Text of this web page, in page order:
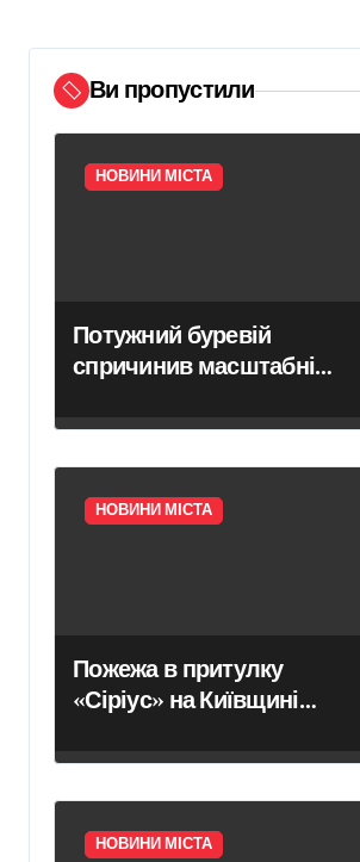
Ви пропустили
НОВИНИ МІСТА
Потужний буревій
спричинив масштабні
НОВИНИ МІСТА
Пожежа в притулку
«Сіріус» на Київщині
тварин
НОВИНИ МІСТА